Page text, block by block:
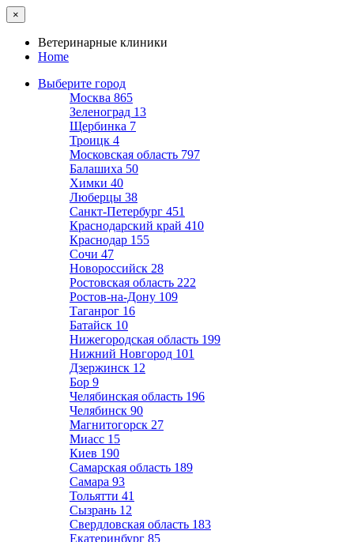
×
Ветеринарные клиники
Home
Выберите город
Москва 865
Зеленоград 13
Щербинка 7
Троицк 4
Московская область 797
Балашиха 50
Химки 40
Люберцы 38
Санкт-Петербург 451
Краснодарский край 410
Краснодар 155
Сочи 47
Новороссийск 28
Ростовская область 222
Ростов-на-Дону 109
Таганрог 16
Батайск 10
Нижегородская область 199
Нижний Новгород 101
Дзержинск 12
Бор 9
Челябинская область 196
Челябинск 90
Магнитогорск 27
Миасс 15
Киев 190
Самарская область 189
Самара 93
Тольятти 41
Сызрань 12
Свердловская область 183
Екатеринбург 85